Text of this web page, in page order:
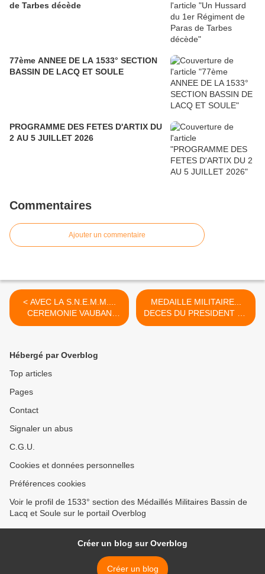
de Tarbes décède
77ème ANNEE DE LA 1533° SECTION
BASSIN DE LACQ ET SOULE
PROGRAMME DES FETES D'ARTIX DU
2 AU 5 JUILLET 2026
Commentaires
Ajouter un commentaire
< AVEC LA S.N.E.M.M....
CEREMONIE VAUBAN
MAINTENUE....
MEDAILLE MILITAIRE...
DECES DU PRESIDENT DE
LA 39° SECTION DE
Hébergé par Overblog
Top articles
Pages
Contact
Signaler un abus
C.G.U.
Cookies et données personnelles
Préférences cookies
Voir le profil de 1533° section des Médaillés Militaires Bassin de
Lacq et Soule sur le portail Overblog
Créer un blog sur Overblog
Créer un blog